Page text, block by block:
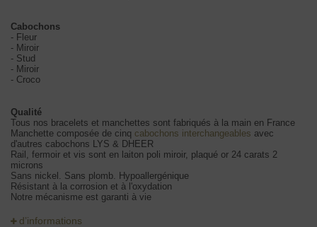
Cabochons
- Fleur
- Miroir
- Stud
- Miroir
- Croco
Qualité
Tous nos bracelets et manchettes sont fabriqués à la main en France
Manchette composée de cinq cabochons interchangeables avec
d'autres cabochons LYS & DHEER
Rail, fermoir et vis sont en laiton poli miroir, plaqué or 24 carats 2
microns
Sans nickel. Sans plomb. Hypoallergénique
Résistant à la corrosion et à l'oxydation
Notre mécanisme est garanti à vie
d’informations